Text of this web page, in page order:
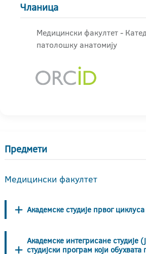
Чланица
Медицински факултет -
патолошку анатомију
Предмети
Медицински факултет
Академске студије првог циклуса
Академске интегрисане студије
студијски програм који